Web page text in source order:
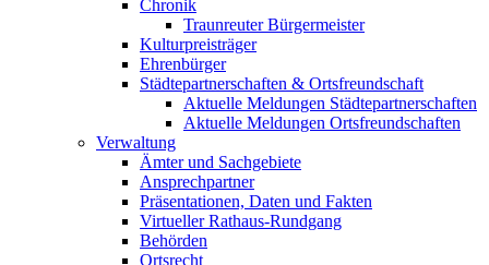
Chronik
Traunreuter Bürgermeister
Kulturpreisträger
Ehrenbürger
Städtepartnerschaften & Ortsfreundschaft
Aktuelle Meldungen Städtepartnerschaften
Aktuelle Meldungen Ortsfreundschaften
Verwaltung
Ämter und Sachgebiete
Ansprechpartner
Präsentationen, Daten und Fakten
Virtueller Rathaus-Rundgang
Behörden
Ortsrecht